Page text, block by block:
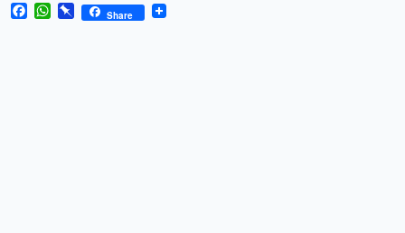
Facebook
WhatsApp
Pinboard
Share